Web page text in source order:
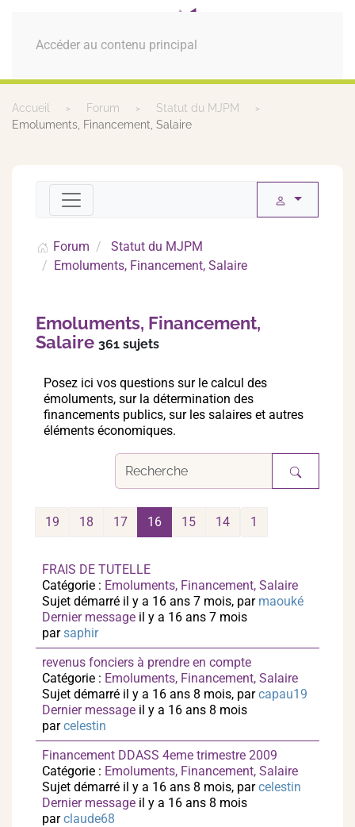
Accéder au contenu principal
MENU
Accueil Forum
Statut du MJPM
Emoluments, Financement, Salaire
Forum
Statut du MJPM
Emoluments, Financement, Salaire
Emoluments, Financement,
Salaire 361 sujets
Posez ici vos questions sur le calcul des
émoluments, sur la détermination des
financements publics, sur les salaires et autres
éléments économiques.
1
14
15
16
17
18
19
FRAIS DE TUTELLE
Catégorie : Emoluments, Financement, Salaire
Sujet démarré il y a 16 ans 7 mois, par maouké
Dernier message il y a 16 ans 7 mois
parsaphir
revenus fonciers à prendre en compte
Catégorie : Emoluments, Financement, Salaire
Sujet démarré il y a 16 ans 8 mois, parcapau19
Dernier message il y a 16 ans 8 mois
parcelestin
Financement DDASS 4eme trimestre 2009
Catégorie : Emoluments, Financement, Salaire
Sujet démarré il y a 16 ans 8 mois, parcelestin
Dernier message il y a 16 ans 8 mois
parclaude68